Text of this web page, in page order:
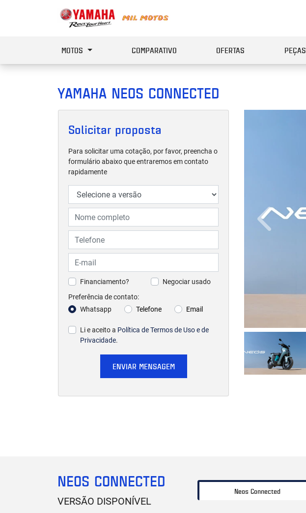
MOTOS COMPARATIVO OFERTAS PEÇAS
YAMAHA NEOS CONNECTED
Solicitar proposta
Para solicitar uma cotação, por favor, preencha o
formulário abaixo que entraremos em contato
rapidamente
Financiamento?
Negociar usado
Preferência de contato:
Whatsapp
Telefone Email
Li e aceito a Política de Termos de Uso e de
Privacidade.
ENVIAR MENSAGEM
Anterior
NEOS CONNECTED
VERSÃO DISPONÍVEL
Neos Connected